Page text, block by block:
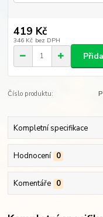
419 Kč
346 Kč bez DPH
Číslo produktu:
Kompletní specifikace
Hodnocení 0
Komentáře 0